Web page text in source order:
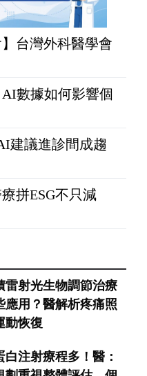
】台灣外科醫學會
數據如何影響個
建議進診間成趨
拼ESG不只減
雷射光生物調節治療
應用？醫解析疼痛照
動恢復
白注射療程多！醫：